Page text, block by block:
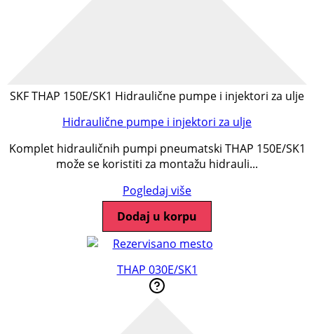
SKF THAP 150E/SK1 Hidraulične pumpe i injektori za ulje
Hidraulične pumpe i injektori za ulje
Komplet hidrauličnih pumpi pneumatski THAP 150E/SK1
može se koristiti za montažu hidrauli...
Pogledaj više
Dodaj u korpu
THAP 030E/SK1